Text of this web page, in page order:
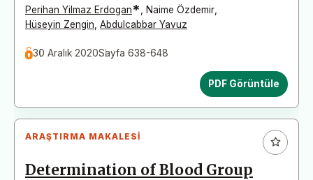
Perihan Yilmaz Erdogan* Naime Özdemir
Hüseyin Zengin Abdulcabbar Yavuz
30 Aralık 2020Sayfa 638-648
PDF Görüntüle
ARAŞTIRMA MAKALESI
Determination of Blood Group